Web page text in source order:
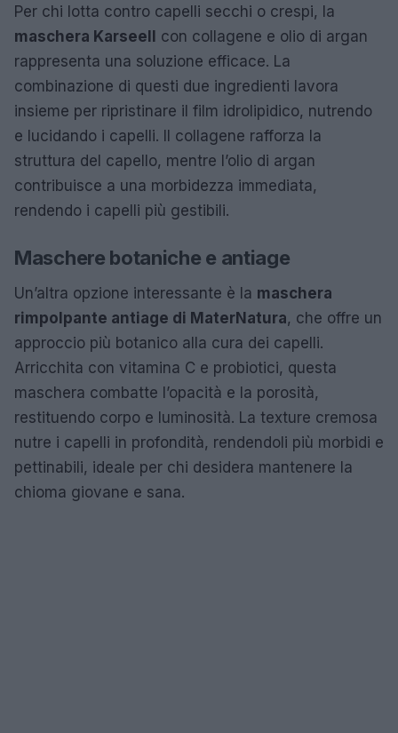
Per chi lotta contro capelli secchi o crespi, la
maschera Karseell con collagene e olio di argan
rappresenta una soluzione efficace. La
combinazione di questi due ingredienti lavora
insieme per ripristinare il film idrolipidico, nutrendo
e lucidando i capelli. Il collagene rafforza la
struttura del capello, mentre l’olio di argan
contribuisce a una morbidezza immediata,
rendendo i capelli più gestibili.
Maschere botaniche e antiage
Un’altra opzione interessante è la maschera
rimpolpante antiage di MaterNatura, che offre un
approccio più botanico alla cura dei capelli.
Arricchita con vitamina C e probiotici, questa
maschera combatte l’opacità e la porosità,
restituendo corpo e luminosità. La texture cremosa
nutre i capelli in profondità, rendendoli più morbidi e
pettinabili, ideale per chi desidera mantenere la
chioma giovane e sana.